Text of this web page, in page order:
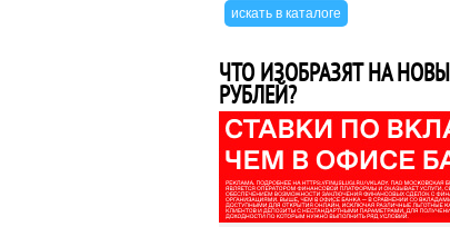
ЧТО ИЗОБРАЗЯТ НА
РУБЛЕЙ?